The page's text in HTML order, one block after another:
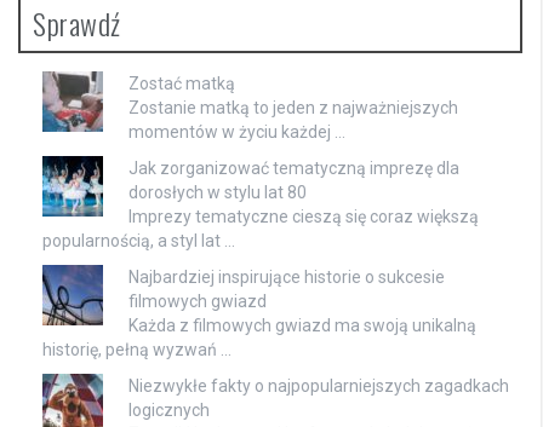
Sprawdź
Zostać matką
Zostanie matką to jeden z najważniejszych
momentów w życiu każdej …
Jak zorganizować tematyczną imprezę dla
dorosłych w stylu lat 80
Imprezy tematyczne cieszą się coraz większą
popularnością, a styl lat …
Najbardziej inspirujące historie o sukcesie
filmowych gwiazd
Każda z filmowych gwiazd ma swoją unikalną
historię, pełną wyzwań …
Niezwykłe fakty o najpopularniejszych zagadkach
logicznych